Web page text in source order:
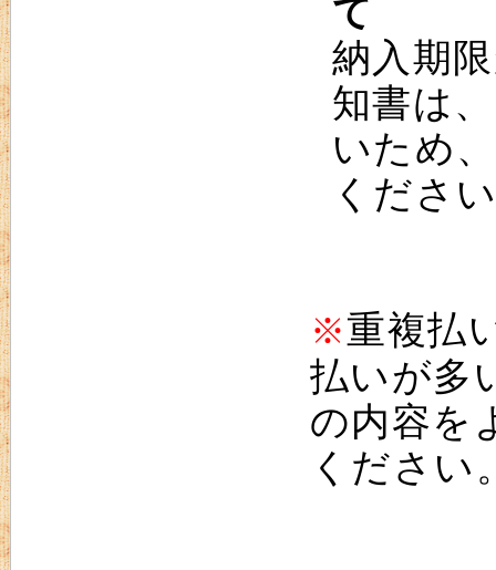
て
納入期
知書は
いため
くださ
※重複払
払いが多
の内容を
ください